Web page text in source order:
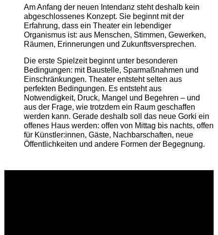
Am Anfang der neuen Intendanz steht deshalb kein
abgeschlossenes Konzept. Sie beginnt mit der
Erfahrung, dass ein Theater ein lebendiger
Organismus ist: aus Menschen, Stimmen, Gewerken,
Räumen, Erinnerungen und Zukunftsversprechen.
Die erste Spielzeit beginnt unter besonderen
Bedingungen: mit Baustelle, Sparmaßnahmen und
Einschränkungen. Theater entsteht selten aus
perfekten Bedingungen. Es entsteht aus
Notwendigkeit, Druck, Mangel und Begehren – und
aus der Frage, wie trotzdem ein Raum geschaffen
werden kann. Gerade deshalb soll das neue Gorki ein
offenes Haus werden: offen von Mittag bis nachts, offen
für Künstler:innen, Gäste, Nachbarschaften, neue
Öffentlichkeiten und andere Formen der Begegnung.